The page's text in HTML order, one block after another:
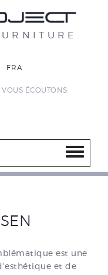
FRA
VOUS ÉCOUTONS
est une
et de